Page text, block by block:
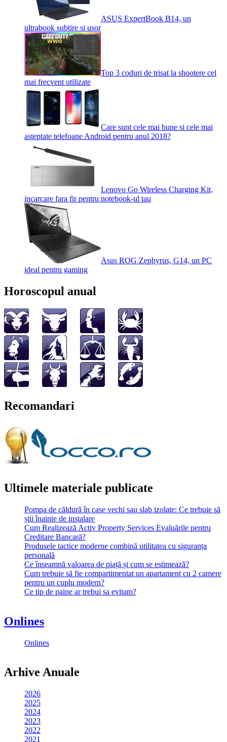
ASUS ExpertBook B14, un
ultrabook subtire si usor
Top 3 coduri de trisat la shootere cel
mai frecvent utilizate
Care sunt cele mai bune si cele mai
asteptate telefoane Android pentru anul 2018?
Lenovo Go Wireless Charging Kit,
incarcare fara fir pentru notebook-ul tau
Asus ROG Zephyrus, G14, un PC
ideal pentru gaming
Horoscopul anual
Recomandari
Ultimele materiale publicate
Pompa de căldură în case vechi sau slab izolate: Ce trebuie să
știi înainte de instalare
Cum Realizează Activ Property Services Evaluările pentru
Creditare Bancară?
Produsele tactice moderne combină utilitatea cu siguranța
personală
Ce înseamnă valoarea de piață și cum se estimează?
Cum trebuie să fie compartimentat un apartament cu 2 camere
pentru un cuplu modern?
Ce tip de paine ar trebui sa evitam?
Onlines
Onlines
Arhive Anuale
2026
2025
2024
2023
2022
2021